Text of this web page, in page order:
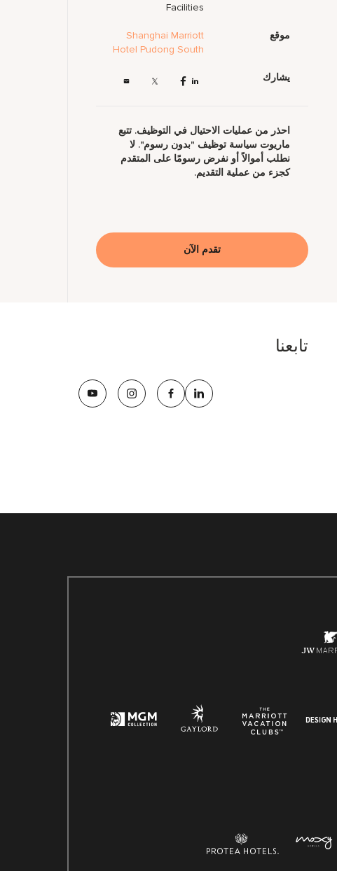
Facilities
موقع
Shanghai Marriott
Hotel Pudong South
يشارك
احذر من عمليات الاحتيال في التوظيف. تتبع
ماريوت سياسة توظيف "بدون رسوم". لا
نطلب أموالاً أو نفرض رسومًا على المتقدم
كجزء من عملية التقديم.
تقدم الآن
تابعنا